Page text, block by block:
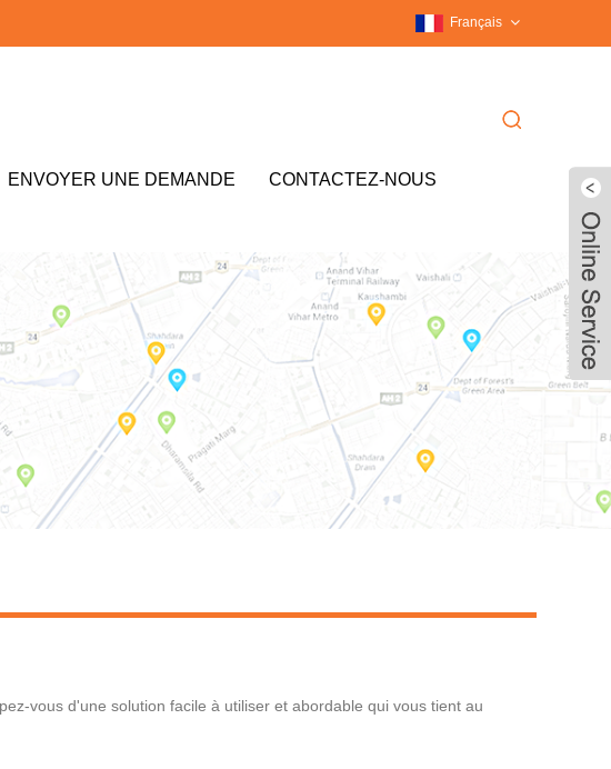
Français
ENVOYER UNE DEMANDE CONTACTEZ-NOUS
vous d'une solution facile à utiliser et abordable qui vous tient au